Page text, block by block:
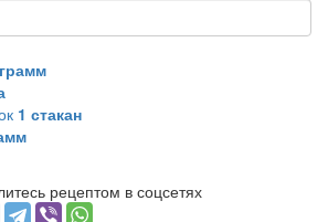
грамм
1 стакан
рецептом в соцсетях